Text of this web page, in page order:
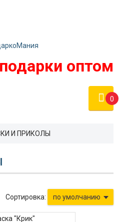
оптом
0
И ПРИКОЛЫ
Сортировка: по умолчанию